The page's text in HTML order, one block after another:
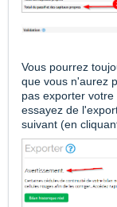
Vous pourrez
que vous n'aurez
pas exporter
essayez de
suivant (en